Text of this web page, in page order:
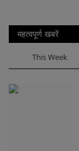
महत्वपूर्ण खबरें
This Week